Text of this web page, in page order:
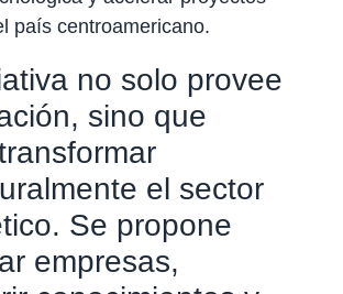
país centroamericano.
no solo provee
sino que
el sector
Se propone
empresas,